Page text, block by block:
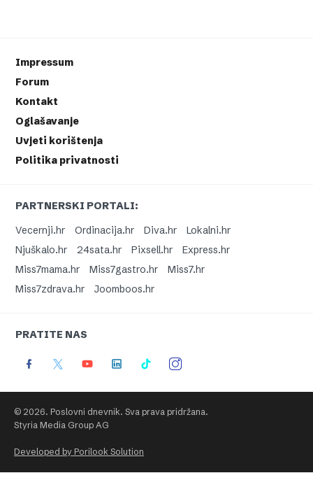
Impressum
Forum
Kontakt
Oglašavanje
Uvjeti korištenja
Politika privatnosti
PARTNERSKI PORTALI:
Vecernji.hr
Ordinacija.hr Diva.hr
Lokalni.hr
Njuškalo.hr
24sata.hr Pixsell.hr
Express.hr
Miss7mama.hr
Miss7gastro.hr
Miss7.hr
Miss7zdrava.hr
Joomboos.hr
PRATITE NAS
© 2026. Poslovni dnevnik. Sva prava pridržana.
Styria Media Group AG
Developed by Porilook Solution